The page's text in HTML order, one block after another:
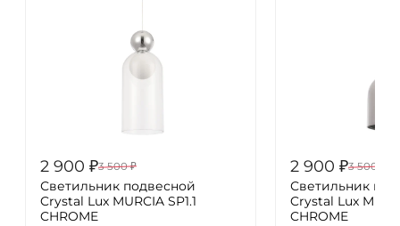
2 900 ₽3 500 ₽
Светильник подвесной
Crystal Lux MURCIA SP1.1
CHROME
2 900 ₽3 500
Светильник
Crystal Lux
CHROME